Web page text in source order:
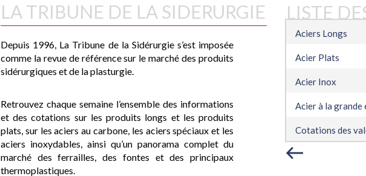
LA TRIBUNE DE LA SIDERURGIE
Depuis 1996, La Tribune de la Sidérurgies’est imposée
comme la revue de référence sur le marché des produits
sidérurgiques et de la plasturgie.
Retrouvez chaque semaine l’ensemble des informations
et des cotations sur les produits longs et les produits
plats, sur les aciers au carbone, les aciers spéciaux et les
aciers inoxydables, ainsi qu’un panorama complet du
marché des ferrailles, des fontes et des principaux
thermoplastiques.
LISTE
Cours du zinc, du nickel, du cobalt et du molybdène sur
Frest martimes
Aciers Longs
Acier Plats
Acier Inox
Acier à la
Cotations des